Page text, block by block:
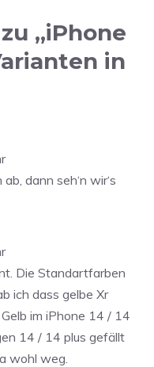
„iPhone
in
dann seh‘n wir‘s
Die Standartfarben
ich dass gelbe Xr
im iPhone 14 / 14
14 / 14 plus gefällt
wohl weg.